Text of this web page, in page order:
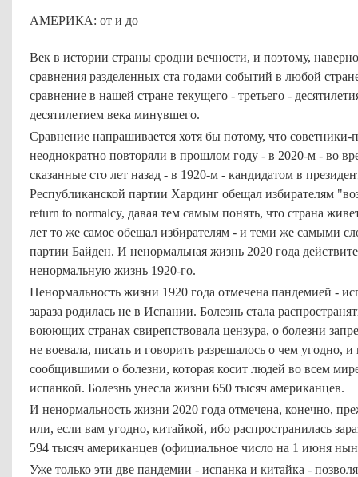
АМЕРИКА: от и до
Век в истории страны сродни вечности, и поэтому,
сравнения разделенных ста годами событий в любой
сравнение в нашей стране текущего - третьего -
десятилетием века минувшего.
Сравнение напрашивается хотя бы потому, что
неоднократно повторяли в прошлом году - в 2020-м - во
сказанные сто лет назад - в 1920-м - кандидатом в
Республиканской партии Хардинг обещал избирателям
return to normalcy, давая тем самым понять, что страна
лет то же самое обещал избирателям - и теми же самыми
партии Байден. И ненормальная жизнь 2020 года
ненормальную жизнь 1920-го.
Ненормальность жизни 1920 года отмечена пандемией -
зараза родилась не в Испании. Болезнь стала
воюющих странах свирепствовала цензура, о болезни
не воевала, писать и говорить разрешалось о чем угодно,
сообщившими о болезни, которая косит людей во всем
испанкой. Болезнь унесла жизни 650 тысяч американцев.
И ненормальность жизни 2020 года отмечена, конечно,
или, если вам угодно, китайкой, ибо распространилась
594 тысяч американцев (официальное число на 1 июня
Уже только эти две пандемии - испанка и китайка -